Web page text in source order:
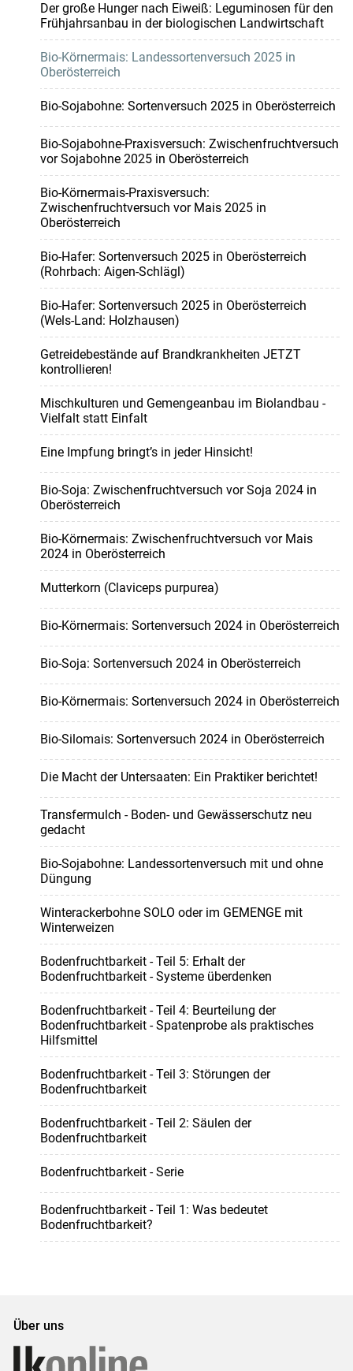
Der große Hunger nach Eiweiß: Leguminosen für den
Frühjahrsanbau in der biologischen Landwirtschaft
Bio-Körnermais: Landessortenversuch 2025 in
Oberösterreich
Bio-Sojabohne: Sortenversuch 2025 in Oberösterreich
Bio-Sojabohne-Praxisversuch: Zwischenfruchtversuch
vor Sojabohne 2025 in Oberösterreich
Bio-Körnermais-Praxisversuch:
Zwischenfruchtversuch vor Mais 2025 in
Oberösterreich
Bio-Hafer: Sortenversuch 2025 in Oberösterreich
(Rohrbach: Aigen-Schlägl)
Bio-Hafer: Sortenversuch 2025 in Oberösterreich
(Wels-Land: Holzhausen)
Getreidebestände auf Brandkrankheiten JETZT
kontrollieren!
Mischkulturen und Gemengeanbau im Biolandbau -
Vielfalt statt Einfalt
Eine Impfung bringt’s in jeder Hinsicht!
Bio-Soja: Zwischenfruchtversuch vor Soja 2024 in
Oberösterreich
Bio-Körnermais: Zwischenfruchtversuch vor Mais
2024 in Oberösterreich
Mutterkorn (Claviceps purpurea)
Bio-Körnermais: Sortenversuch 2024 in Oberösterreich
Bio-Soja: Sortenversuch 2024 in Oberösterreich
Bio-Körnermais: Sortenversuch 2024 in Oberösterreich
Bio-Silomais: Sortenversuch 2024 in Oberösterreich
Die Macht der Untersaaten: Ein Praktiker berichtet!
Transfermulch - Boden- und Gewässerschutz neu
gedacht
Bio-Sojabohne: Landessortenversuch mit und ohne
Düngung
Winterackerbohne SOLO oder im GEMENGE mit
Winterweizen
Bodenfruchtbarkeit - Teil 5: Erhalt der
Bodenfruchtbarkeit - Systeme überdenken
Bodenfruchtbarkeit - Teil 4: Beurteilung der
Bodenfruchtbarkeit - Spatenprobe als praktisches
Hilfsmittel
Bodenfruchtbarkeit - Teil 3: Störungen der
Bodenfruchtbarkeit
Bodenfruchtbarkeit - Teil 2: Säulen der
Bodenfruchtbarkeit
Bodenfruchtbarkeit - Serie
Bodenfruchtbarkeit - Teil 1: Was bedeutet
Bodenfruchtbarkeit?
Über uns